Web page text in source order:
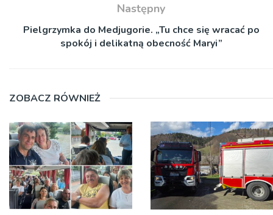
Następny
Pielgrzymka do Medjugorie. „Tu chce się wracać po
spokój i delikatną obecność Maryi”
ZOBACZ RÓWNIEŻ